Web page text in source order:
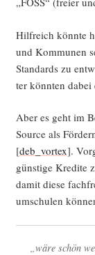
Hilf­reich könn­te
und Kom­mu­nen
Stan­dards zu
ter könn­ten
Aber es geht im
Source als
[deb_vortex].
güns­ti­ge Kre­di­te
damit die­se
umschu­len
„wäre schön